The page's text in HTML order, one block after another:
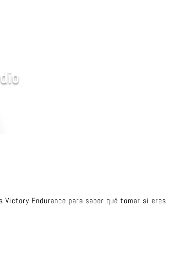
Endurance para saber qué tomar si